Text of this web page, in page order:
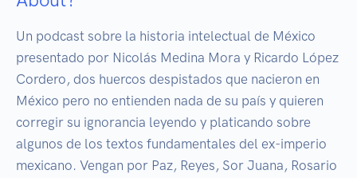
Un podcast sobre la historia intelectual de México
presentado por Nicolás Medina Mora y Ricardo López
Cordero, dos huercos despistados que nacieron en
México pero no entienden nada de su país y quieren
corregir su ignorancia leyendo y platicando sobre
algunos de los textos fundamentales del ex-imperio
mexicano. Vengan por Paz, Reyes, Sor Juana, Rosario